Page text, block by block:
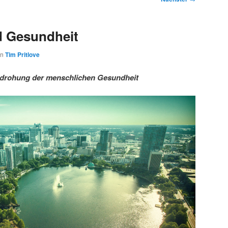
Gesundheit
Tim Pritlove
der menschlichen Gesundheit